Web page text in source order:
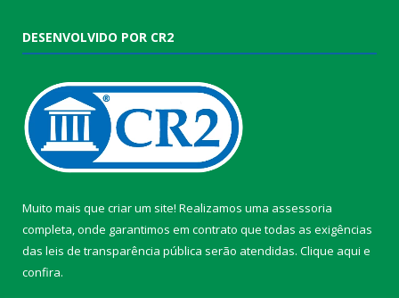
DESENVOLVIDO POR CR2
Muito mais que criar um site! Realizamos uma assessoria
completa, onde garantimos em contrato que todas as exigências
das leis de transparência pública serão atendidas. Clique aqui e
confira.